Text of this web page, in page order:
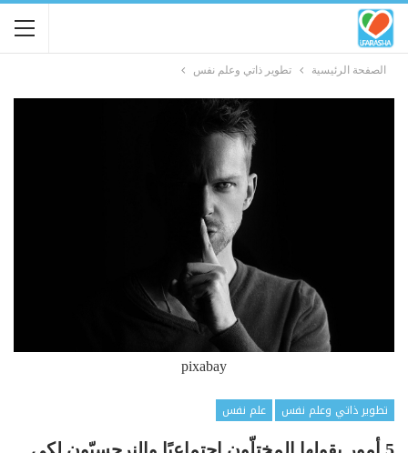
الصفحة الرئيسية تطوير ذاتي وعلم نفس
pixabay
تطوير ذاتي وعلم نفس
علم نفس